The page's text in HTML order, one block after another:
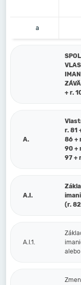
a
+ r.
A.
r. 81
86 +
90 +
97 +
A.I.
(r.
A.I.1.